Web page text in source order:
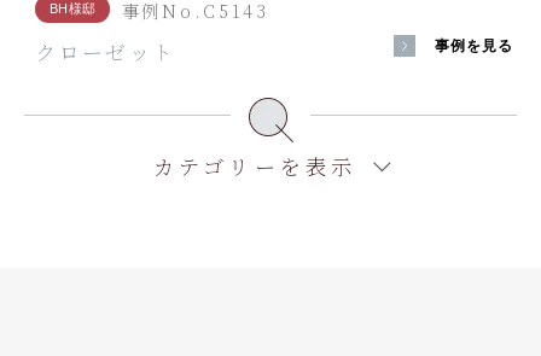
BH様邸 事例No.C5143
クローゼット 事例を見る
カテゴリーを表示